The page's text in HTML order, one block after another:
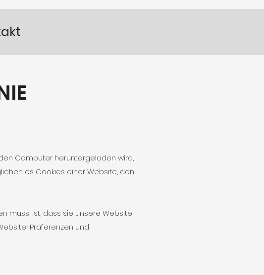
Computer heruntergeladen wird,
es Cookies einer Website, den
muss, ist, dass sie unsere Website
Präferenzen und